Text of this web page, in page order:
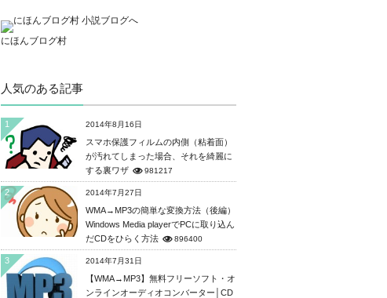
にほんブログ村
人気のある記事
1 2014年8月16日
スマホ保護フィルムの内側（粘着面）
が汚れてしまった場合、それを綺麗に
する裏ワザ
981217
2 2014年7月27日
WMA→MP3の簡単な変換方法（後編）
Windows Media playerでPCに取り込ん
だCDをひらく方法
896400
3 2014年7月31日
【WMA→MP3】無料フリーソフト・オ
ンラインオーディオコンバーター│CD